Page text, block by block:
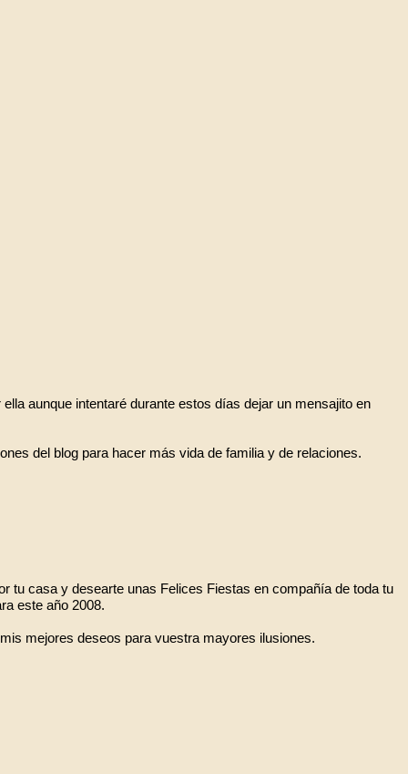
aunque intentaré durante estos días dejar un mensajito en
del blog para hacer más vida de familia y de relaciones.
tu casa y desearte unas Felices Fiestas en compañía de toda tu
este año 2008.
mejores deseos para vuestra mayores ilusiones.